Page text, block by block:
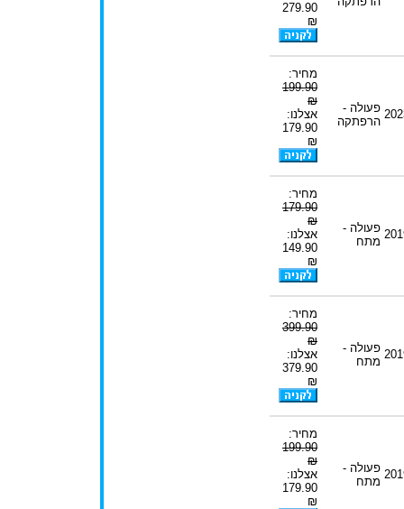
279.90
₪
פעולה -
הרפתקה
מחיר:
199.90
₪
אצלנו:
179.90
₪
פעולה -
מתח
מחיר:
179.90
₪
אצלנו:
149.90
₪
פעולה -
מתח
מחיר:
399.90
₪
אצלנו:
379.90
₪
פעולה -
מתח
מחיר:
199.90
₪
אצלנו:
179.90
₪